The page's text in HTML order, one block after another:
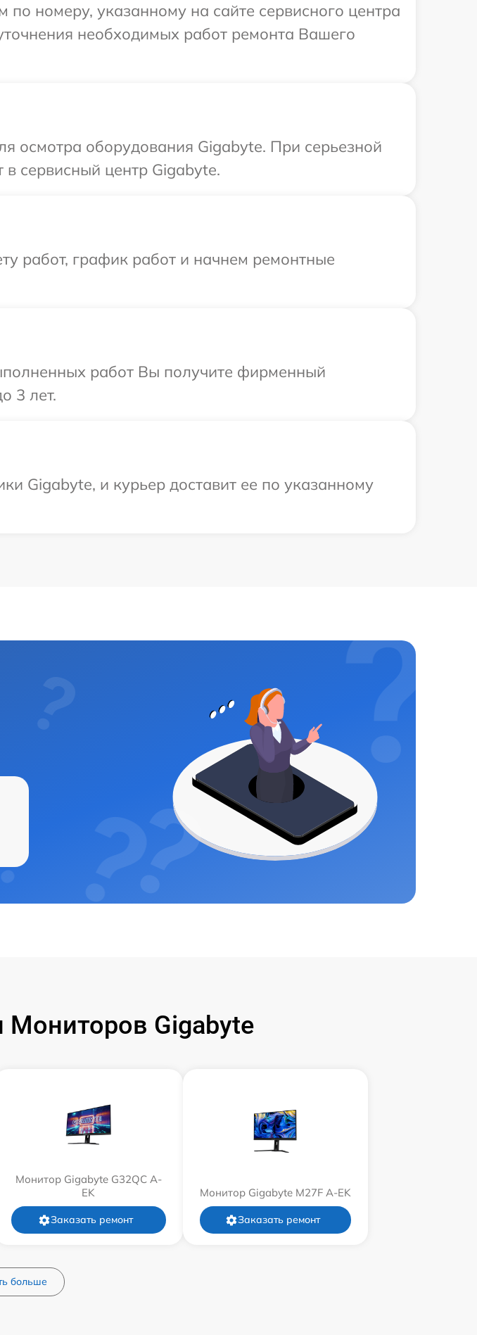
номеру, указанному на сайте сервисного центра
необходимых работ ремонта Вашего
осмотра оборудования Gigabyte. При серьезной
сервисный центр Gigabyte.
работ, график работ и начнем ремонтные
работ Вы получите фирменный
3 лет.
Gigabyte, и курьер доставит ее по указанному
Gigabyte
Монитор Gigabyte G32QC A-
EK
Заказать ремонт
Монитор Gigabyte M27F A-EK
Заказать ремонт
больше